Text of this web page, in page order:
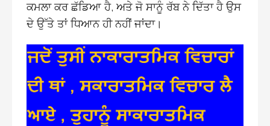
ਕਮਲਾ ਕਰ ਛੱਡਿਆ ਹੈ, ਅਤੇ ਜੋ ਸਾਨੂੰ ਰੱਬ ਨੇ ਦਿੱਤਾ ਹੈ ਉਸ
ਦੇ ਉੱਤੇ ਤਾਂ ਧਿਆਨ ਹੀ ਨਹੀਂ ਜਾਂਦਾ।